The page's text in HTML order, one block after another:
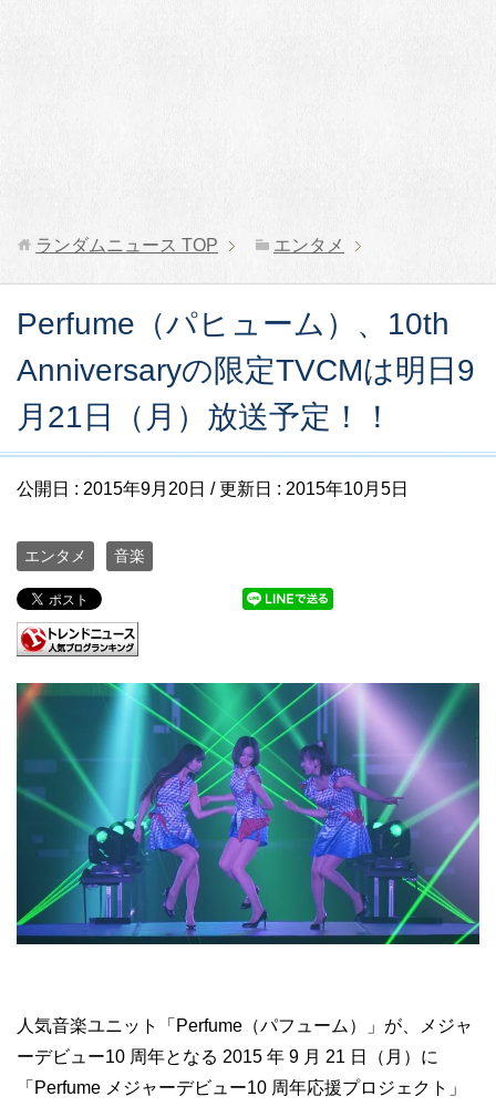
ランダムニュース TOP エンタメ
Perfume（パヒューム）、10th
Anniversaryの限定TVCMは明日9
月21日（月）放送予定！！
公開日 : 2015年9月20日 / 更新日 : 2015年10月5日
エンタメ 音楽
人気音楽ユニット「Perfume（パフューム）」が、メジャ
ーデビュー10 周年となる 2015 年 9 月 21 日（月）に
「Perfume メジャーデビュー10 周年応援プロジェクト」